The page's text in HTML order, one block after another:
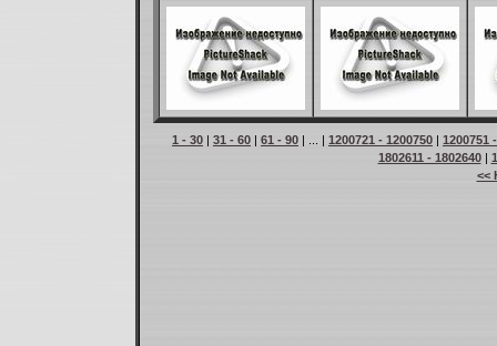
1 - 30 | 31 - 60 | 61 - 90 | ... | 1200721 - 1200750 | 1200751
1802611 - 1802640|
<<